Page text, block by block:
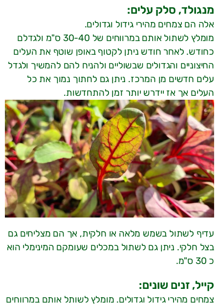
מנגולד, סלק עלים:
אלה הם צמחים מהירי גידול וגדולים.
מומלץ לשתול אותם במרווחים של 30-40 ס"מ ולגדלם
כחודש. לאחר חודש ניתן לקטוף באופן שוטף את העלים
החיצוניים והגדולים שבשוליים ולהניח להם להמשיך ולגדל
עלים חדשים מן המרכז. ניתן גם לחתוך נמוך את כל
העלים אך אז יידרש יותר זמן להתחדשות.
עדיף לשתול בשמש מלאה או חלקית, אך הם מצליחים גם
בצל חלקי. ניתן גם לשתול במכלים שעומקם המינימלי הוא
כ 30 ס"מ.
קייל, זנים שונים:
צמחים מהירי גידול וגדולים. מומלץ לשותל אותם במרווחים